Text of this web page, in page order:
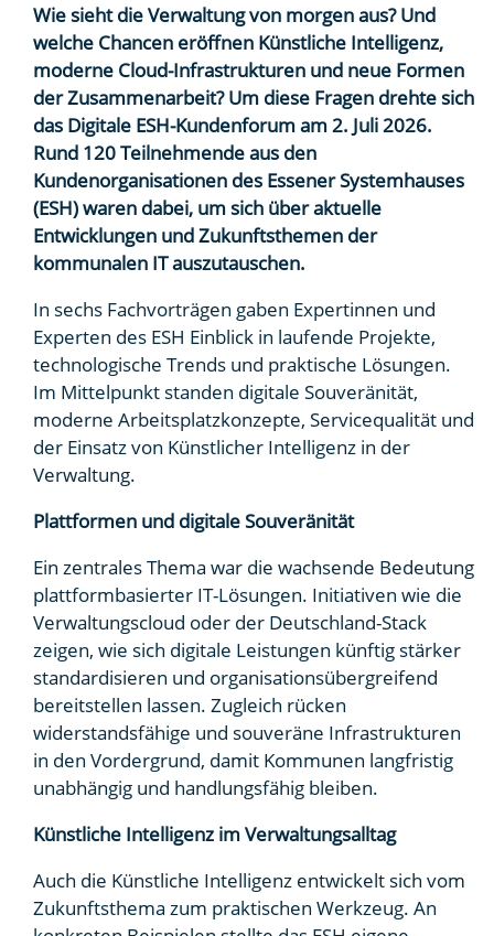
Wie sieht die Verwaltung von morgen aus? Und
welche Chancen eröffnen Künstliche Intelligenz,
moderne Cloud-Infrastrukturen und neue Formen
der Zusammenarbeit? Um diese Fragen drehte sich
das Digitale ESH-Kundenforum am 2. Juli 2026.
Rund 120 Teilnehmende aus den
Kundenorganisationen des Essener Systemhauses
(ESH) waren dabei, um sich über aktuelle
Entwicklungen und Zukunftsthemen der
kommunalen IT auszutauschen.
In sechs Fachvorträgen gaben Expertinnen und
Experten des ESH Einblick in laufende Projekte,
technologische Trends und praktische Lösungen.
Im Mittelpunkt standen digitale Souveränität,
moderne Arbeitsplatzkonzepte, Servicequalität und
der Einsatz von Künstlicher Intelligenz in der
Verwaltung.
Plattformen und digitale Souveränität
Ein zentrales Thema war die wachsende Bedeutung
plattformbasierter IT-Lösungen. Initiativen wie die
Verwaltungscloud oder der Deutschland-Stack
zeigen, wie sich digitale Leistungen künftig stärker
standardisieren und organisationsübergreifend
bereitstellen lassen. Zugleich rücken
widerstandsfähige und souveräne Infrastrukturen
in den Vordergrund, damit Kommunen langfristig
unabhängig und handlungsfähig bleiben.
Künstliche Intelligenz im Verwaltungsalltag
Auch die Künstliche Intelligenz entwickelt sich vom
Zukunftsthema zum praktischen Werkzeug. An